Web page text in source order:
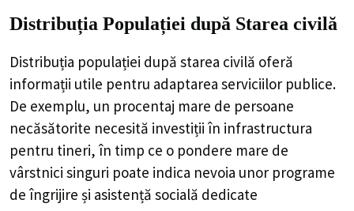
Distribuția Populației după Starea civilă
Distribuția populației după starea civilă oferă
informații utile pentru adaptarea serviciilor publice.
De exemplu, un procentaj mare de persoane
necăsătorite necesită investiții în infrastructura
pentru tineri, în timp ce o pondere mare de
vârstnici singuri poate indica nevoia unor programe
de îngrijire și asistență socială dedicate